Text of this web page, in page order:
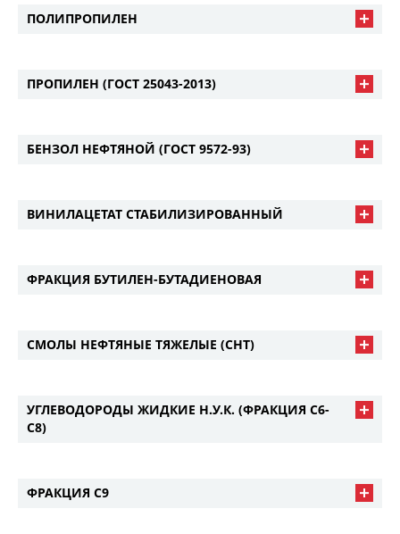
ПОЛИПРОПИЛЕН
ПРОПИЛЕН (ГОСТ 25043-2013)
БЕНЗОЛ НЕФТЯНОЙ (ГОСТ 9572-93)
ВИНИЛАЦЕТАТ СТАБИЛИЗИРОВАННЫЙ
ФРАКЦИЯ БУТИЛЕН-БУТАДИЕНОВАЯ
СМОЛЫ НЕФТЯНЫЕ ТЯЖЕЛЫЕ (СНТ)
УГЛЕВОДОРОДЫ ЖИДКИЕ Н.У.К. (ФРАКЦИЯ С6-
С8)
ФРАКЦИЯ С9